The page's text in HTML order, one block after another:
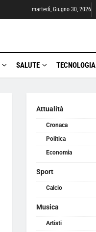
martedì, Giugno 30, 2026
SALUTE TECNOLOGIA
Attualità
Cronaca
Politica
Economia
Sport
Calcio
Musica
Artisti